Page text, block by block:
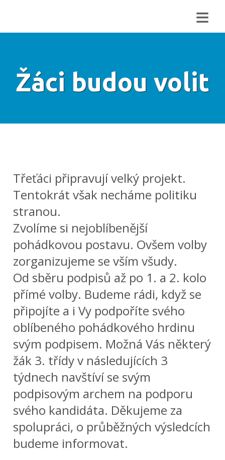
≡
Žáci budou volit
Třeťáci připravují velký projekt.
Tentokrát však necháme politiku
stranou.
Zvolíme si nejoblíbenější
pohádkovou postavu. Ovšem volby
zorganizujeme se vším všudy.
Od sběru podpisů až po 1. a 2. kolo
přímé volby. Budeme rádi, když se
připojíte a i Vy podpoříte svého
oblíbeného pohádkového hrdinu
svým podpisem. Možná Vás některý
žák 3. třídy v následujících 3
týdnech navštíví se svým
podpisovým archem na podporu
svého kandidáta. Děkujeme za
spolupráci, o průběžných výsledcích
budeme informovat.